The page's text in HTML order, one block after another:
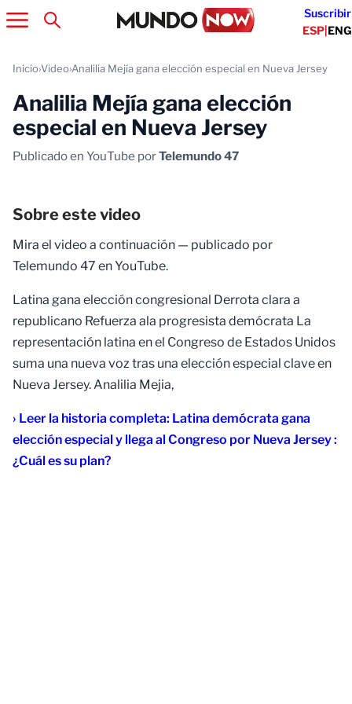
Suscribir
ESP|ENG
Inicio›Video›Analilia Mejía gana elección especial en Nueva Jersey
Analilia Mejía gana elección
especial en Nueva Jersey
Publicado en YouTube porTelemundo 47
Sobre este video
Mira el video a continuación — publicado por
Telemundo 47 en YouTube.
Latina gana elección congresional Derrota clara a
republicano Refuerza ala progresista demócrata La
representación latina en el Congreso de Estados Unidos
suma una nueva voz tras una elección especial clave en
Nueva Jersey. Analilia Mejia,
› Leer la historia completa: Latina demócrata gana
elección especial y llega al Congreso por Nueva Jersey :
¿Cuál es su plan?